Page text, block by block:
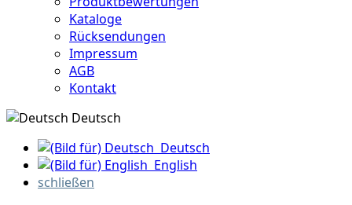
Kataloge
Rücksendungen
Impressum
AGB
Kontakt
Deutsch
Deutsch
English
schließen